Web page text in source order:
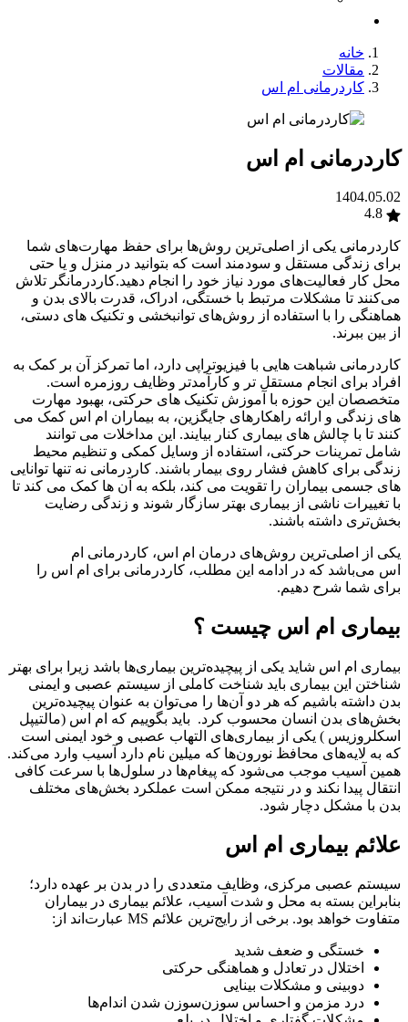
خانه
مقالات
کاردرمانی ام اس
کاردرمانی ام اس
1404.05.02
4.8
کاردرمانی یکی از اصلی‌ترین روش‌ها برای حفظ مهارت‌های شما
برای زندگی مستقل و سودمند است که بتوانید در منزل و یا حتی
محل کار فعالیت‌های مورد نیاز خود را انجام دهید.کاردرمانگر تلاش
می‌کنند تا مشکلات مرتبط با خستگی، ادراک، قدرت بالای بدن و
هماهنگی را با استفاده از روش‌های توانبخشی و تکنیک های دستی،
از بین ببرند.
کاردرمانی شباهت‌ هایی با فیزیوتراپی دارد، اما تمرکز آن بر کمک به
افراد برای انجام مستقل‌ تر و کارآمدتر وظایف روزمره است.
متخصصان این حوزه با آموزش تکنیک‌ های حرکتی، بهبود مهارت‌
های زندگی و ارائه راهکارهای جایگزین، به بیماران ام‌ اس کمک می‌
کنند تا با چالش‌ های بیماری کنار بیایند. این مداخلات می‌ توانند
شامل تمرینات حرکتی، استفاده از وسایل کمکی و تنظیم محیط
زندگی برای کاهش فشار روی بیمار باشند. کاردرمانی نه‌ تنها توانایی‌
های جسمی بیماران را تقویت می‌ کند، بلکه به آن‌ ها کمک می‌ کند تا
با تغییرات ناشی از بیماری بهتر سازگار شوند و زندگی رضایت‌
بخش‌تری داشته باشند.
یکی از اصلی‌ترین روش‌های درمان ام اس، کاردرمانی ام
اس می‌باشد که در ادامه این مطلب، کاردرمانی برای ام اس را
برای شما شرح دهیم.
بیماری ام اس چیست ؟
بیماری ام اس شاید یکی از پیچیده‌ترین بیماری‌ها باشد زیرا برای بهتر
شناختن این بیماری باید شناخت کاملی از سیستم عصبی و ایمنی
بدن داشته باشیم که هر دو آن‌ها را می‌توان به عنوان پیچیده‌ترین
بخش‌های بدن انسان محسوب کرد. باید بگوییم که ام اس (مالتیپل
اسکلروزیس ) یکی از بیماری‌های التهاب عصبی و خود ایمنی است
که به لایه‌های محافظ نورون‌ها که میلین نام دارد آسیب وارد می‌کند.
همین آسیب موجب می‌شود که پیغام‌ها در سلول‌ها با سرعت کافی
انتقال پیدا نکند و در نتیجه ممکن است عملکرد بخش‌های مختلف
بدن با مشکل دچار شود.
علائم بیماری ام اس
سیستم عصبی مرکزی، وظایف متعددی را در بدن بر عهده دارد؛
بنابراین بسته به محل و شدت آسیب، علائم بیماری در بیماران
متفاوت خواهد بود. برخی از رایج‌ترین علائم MS عبارت‌اند از:
خستگی و ضعف شدید
اختلال در تعادل و هماهنگی حرکتی
دوبینی و مشکلات بینایی
درد مزمن و احساس سوزن‌سوزن شدن اندام‌ها